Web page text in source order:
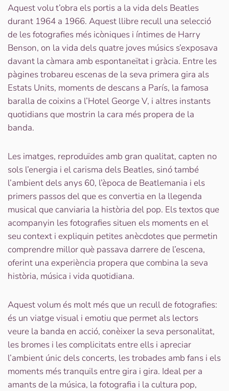
Benson.
The
Beatles
Aquest volu t’obra els portis a la vida dels Beatles
durant 1964 a 1966. Aquest llibre recull una selecció
de les fotografies més icòniques i íntimes de Harry
Benson, on la vida dels quatre joves músics s’exposava
davant la càmara amb espontaneïtat i gràcia. Entre les
pàgines trobareu escenas de la seva primera gira als
Estats Units, moments de descans a París, la famosa
baralla de coixins a l’Hotel George V, i altres instants
quotidians que mostrin la cara més propera de la
banda.
Les imatges, reproduïdes amb gran qualitat, capten no
sols l’energia i el carisma dels Beatles, sinó també
l’ambient dels anys 60, l’època de Beatlemania i els
primers passos del que es convertia en la llegenda
musical que canviaria la història del pop. Els textos que
acompanyin les fotografies situen els moments en el
seu context i expliquin petites anècdotes que permetin
comprendre millor què passava darrere de l’escena,
oferint una experiència propera que combina la seva
història, música i vida quotidiana.
Aquest volum és molt més que un recull de fotografies:
és un viatge visual i emotiu que permet als lectors
veure la banda en acció, conèixer la seva personalitat,
les bromes i les complicitats entre ells i apreciar
l’ambient únic dels concerts, les trobades amb fans i els
moments més tranquils entre gira i gira. Ideal per a
amants de la música, la fotografia i la cultura pop,